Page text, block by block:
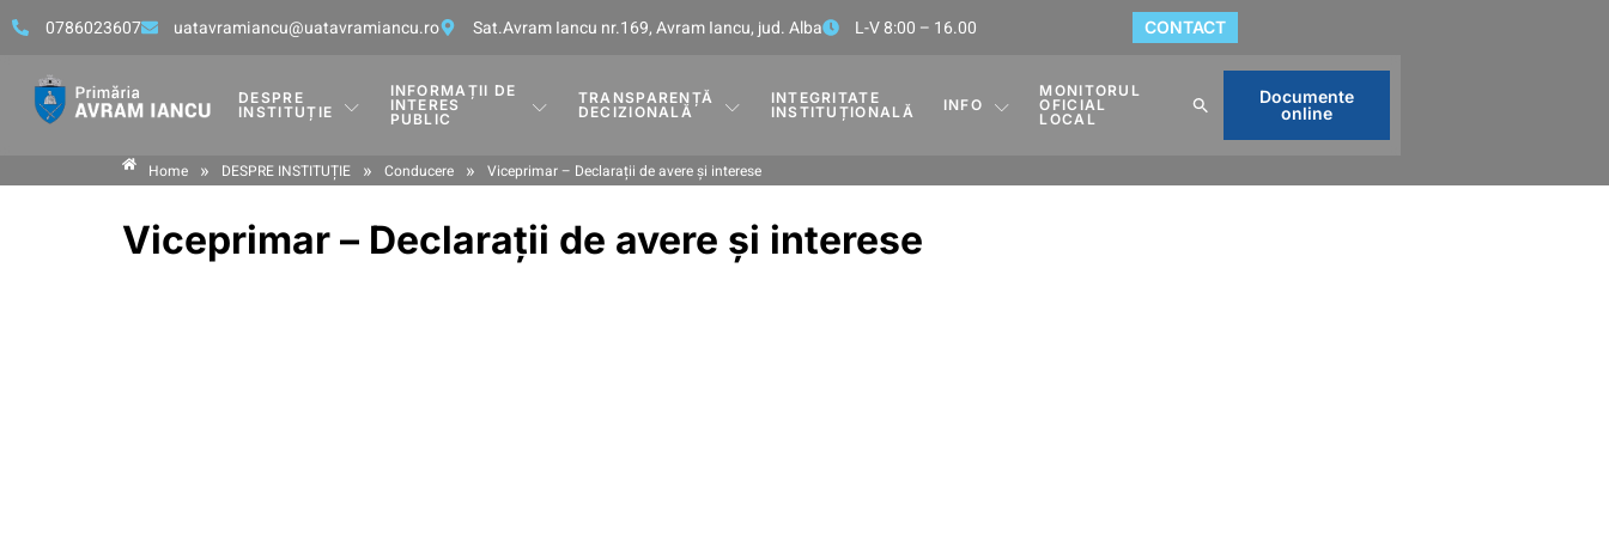
0786023607 uatavramiancu@uatavramiancu.ro Sat.Avram Iancu nr.169, Avram Iancu, jud. Alba L-V 8:00 – 16.00 CONTACT
DESPRE
INSTITUȚIE
INFORMAȚII DE
INTERES
PUBLIC
TRANSPARENȚĂ
DECIZIONALĂ
INTEGRITATE
INSTITUȚIONALĂ
INFO
MONITORUL
OFICIAL
LOCAL
Documente
online
Home » DESPRE INSTITUȚIE » Conducere » Viceprimar – Declarații de avere și interese
Viceprimar – Declarații de avere și interese